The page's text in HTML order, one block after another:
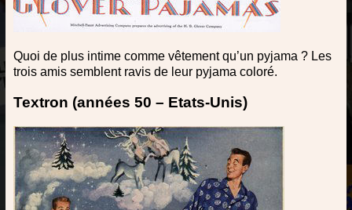
Quoi de plus intime comme vêtement qu’un pyjama ? Les
trois amis semblent ravis de leur pyjama coloré.
Textron (années 50 – Etats-Unis)